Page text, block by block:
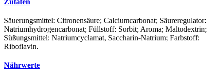
Zutaten
Säuerungsmittel: Citronensäure; Calciumcarbonat; Säureregulator:
Natriumhydrogencarbonat; Füllstoff: Sorbit; Aroma; Maltodextrin;
Süßungsmittel: Natriumcyclamat, Saccharin-Natrium; Farbstoff:
Riboflavin.
Nährwerte